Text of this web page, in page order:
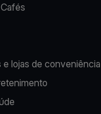
lojas de conveniência